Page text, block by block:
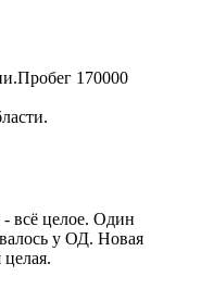
170000
- всё целое. Один
у ОД. Новая